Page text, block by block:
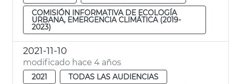
COMISIÓN INFORMATIVA DE ECOLOGÍA
URBANA, EMERGENCIA CLIMÁTICA (2019-
2023)
2021-11-10
modificado hace 4 años
2021
TODAS LAS AUDIENCIAS